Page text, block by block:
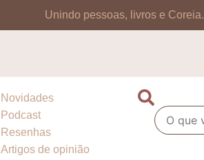
Unindo pessoas, livros e Coreia.
Novidades
Podcast
Resenhas
Artigos de opinião